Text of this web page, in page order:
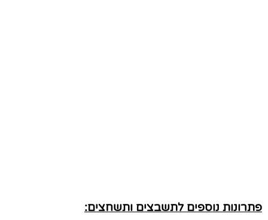
פתרונות נוספים לתשבצים ותשחצים: